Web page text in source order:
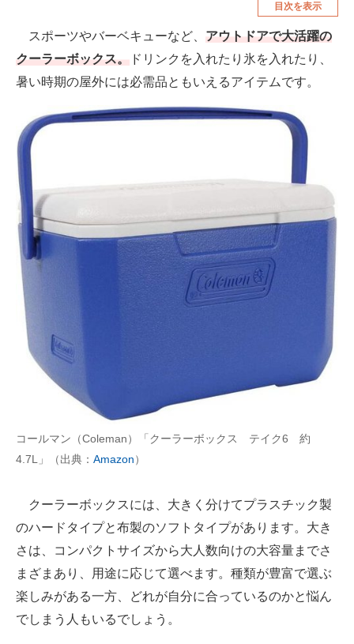
車・バイク
釣り具・釣り用品 食品・飲料・お酒
食器・グラス・カトラリー
メディア
ITの今と未来を見通す
スマホと通信の最新トレンド
進化するPCとデバイスの未来
好きが集まる 比べて選べる
AI活用のいまが分かる
企業ITのトレンドを詳説
経営リーダーのコミュニティ
マーケ×ITの今がよく分かる
ITエンジニア向け専門サイト
企業向けIT製品の総合サイト
IT製品の技術・比較・事例
製造業のIT導入・活用を支援
目次を表示
スポーツやバーベキューなど、 アウトドアで大活躍の
クーラーボックス。 ドリンクを入れたり氷を入れたり、
暑い時期の屋外には必需品ともいえるアイテムです。
コールマン（Coleman）「クーラーボックス テイク6 約
4.7L」（出典： Amazon）
クーラーボックスには、大きく分けてプラスチック製
のハードタイプと布製のソフトタイプがあります。大き
さは、コンパクトサイズから大人数向けの大容量までさ
まざまあり、用途に応じて選べます。種類が豊富で選ぶ
楽しみがある一方、どれが自分に合っているのかと悩ん
でしまう人もいるでしょう。